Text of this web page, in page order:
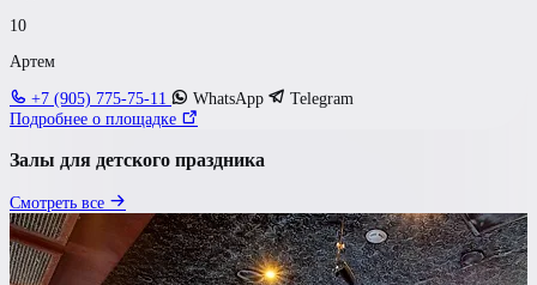
10
Артем
+7 (905) 775-75-11 WhatsApp
Telegram
Подробнее о площадке
Залы для детского праздника
Смотреть все